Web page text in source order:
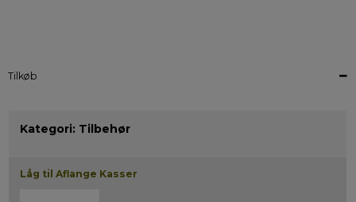
Tilkøb
Kategori: Tilbehør
Låg til Aflange Kasser